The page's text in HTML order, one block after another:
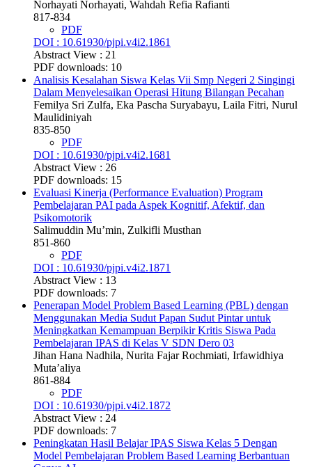
Norhayati Norhayati, Wahdah Refia Rafianti
817-834
PDF
DOI : 10.61930/pjpi.v4i2.1861
Abstract View : 21
PDF downloads: 10
Analisis Kesalahan Siswa Kelas Vii Smp Negeri 2 Singingi
Dalam Menyelesaikan Operasi Hitung Bilangan Pecahan
Femilya Sri Zulfa, Eka Pascha Suryabayu, Laila Fitri, Nurul
Maulidiniyah
835-850
PDF
DOI : 10.61930/pjpi.v4i2.1681
Abstract View : 26
PDF downloads: 15
Evaluasi Kinerja (Performance Evaluation) Program
Pembelajaran PAI pada Aspek Kognitif, Afektif, dan
Psikomotorik
Salimuddin Mu’min, Zulkifli Musthan
851-860
PDF
DOI : 10.61930/pjpi.v4i2.1871
Abstract View : 13
PDF downloads: 7
Penerapan Model Problem Based Learning (PBL) dengan
Menggunakan Media Sudut Papan Sudut Pintar untuk
Meningkatkan Kemampuan Berpikir Kritis Siswa Pada
Pembelajaran IPAS di Kelas V SDN Dero 03
Jihan Hana Nadhila, Nurita Fajar Rochmiati, Irfawidhiya
Muta’aliya
861-884
PDF
DOI : 10.61930/pjpi.v4i2.1872
Abstract View : 24
PDF downloads: 7
Peningkatan Hasil Belajar IPAS Siswa Kelas 5 Dengan
Model Pembelajaran Problem Based Learning Berbantuan